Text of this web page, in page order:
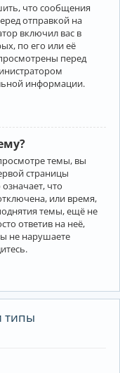
что сообщения
отправкой на
включил вас в
по его или её
перед
информации.
темы, вы
страницы
что
или время,
темы, ещё не
ответив на неё,
не нарушаете
типы